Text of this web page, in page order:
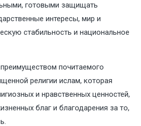
готовыми защищать
интересы, мир и
стабильность и национальное
почитаемого
религии ислам, которая
и нравственных ценностей,
благ и благодарения за то,